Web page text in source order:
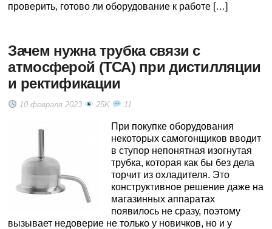
проверить, готово ли оборудование к работе […]
Зачем нужна трубка связи с
атмосферой (ТСА) при дистилляции
и ректификации
10 февраля 2023 25K 11
При покупке оборудования
некоторых самогонщиков вводит
в ступор непонятная изогнутая
трубка, которая как бы без дела
торчит из охладителя. Это
конструктивное решение даже на
магазинных аппаратах
появилось не сразу, поэтому
вызывает недоверие не только у новичков, но и у